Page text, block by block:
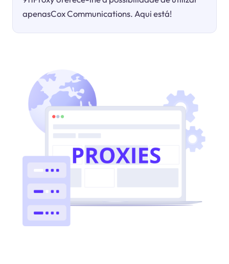
apenasCox Communications. Aqui está!